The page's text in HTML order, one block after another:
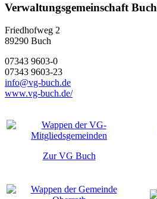
Verwaltungsgemeinschaft Buch
Friedhofweg 2
89290 Buch
07343 9603-0
07343 9603-23
info@vg-buch.de
www.vg-buch.de/
Zur VG Buch